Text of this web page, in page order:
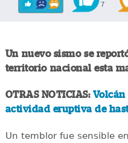
7
Un nuevo sismo se
territorio nacional esta
OTRAS NOTICIAS: Volcán
actividad eruptiva de
Un temblor fue sensible